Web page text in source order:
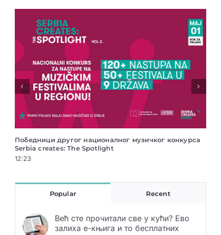
конкурса
Национални музички конкурс Serbia
Spotlight vol.2
Popular Recent
Већ сте прочитали све у кући? Ево
залиха е-књига и то бесплатних